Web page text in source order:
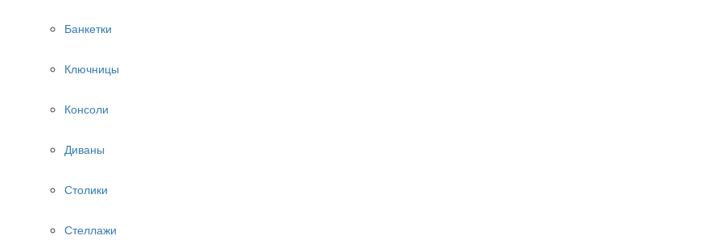
Банкетки
Ключницы
Консоли
Диваны
Столики
Стеллажи